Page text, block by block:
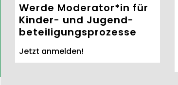
Werde Moderator*in für
Kinder- und Jugend-
beteiligungsprozesse
Jetzt anmelden!